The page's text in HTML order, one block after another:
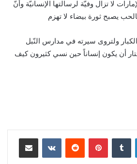
لا تزال وفيّة لرسالتها الإنسانيّة وأنّ
يصبح ثورة بيضاء لا تهزم
ولتروى سيرته في مدارس النّبل
أن يكون إنساناً حين نسي كثيرون كيف
لينكدإن بينتيريست مشاركة عبر البريد